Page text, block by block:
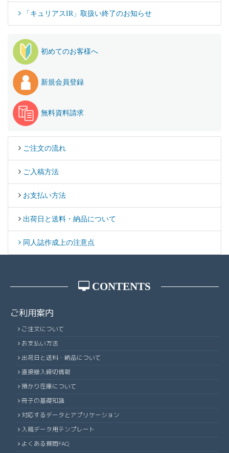
「キュリアスIR」取扱い終了のお知らせ
初めてのお客様へ
新規会員登録
無料資料請求
ご注文の流れ
ご入稿方法
お支払い方法
出荷日と送料・納品について
同人誌作成上の注意点
CONTENTS
ご利用案内
ご注文について
お支払い方法
出荷日と送料・納品について
直接搬入締切情報
預かり在庫について
冊子の基礎知識
対応するデータとアプリケーション
入稿データ用テンプレート
よくある質問FAQ